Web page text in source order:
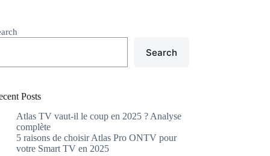
Search
Posts
Atlas TV vaut-il le coup en 2025 ? Analyse
complète
5 raisons de choisir Atlas Pro ONTV pour
votre Smart TV en 2025